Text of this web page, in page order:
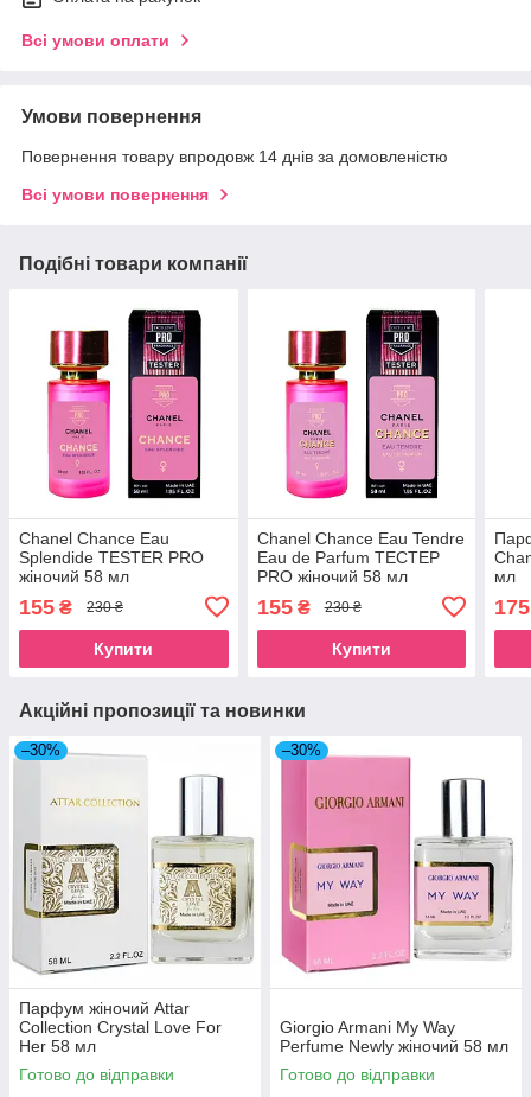
Всі умови оплати
Умови повернення
Повернення товару впродовж 14 днів за домовленістю
Всі умови повернення
Подібні товари компанії
Chanel Chance Eau
Splendide TESTER PRO
жіночий 58 мл
155 ₴ 230 ₴
Купити
Chanel Chance Eau Tendre
Eau de Parfum ТЕСТЕР
PRO жіночий 58 мл
155₴ 230 ₴
Купити
мл
175
Акційні пропозиції та новинки
–30%
Парфум жіночий Attar
Collection Crystal Love For
Her 58 мл
Готово до відправки
–30%
Giorgio Armani My Way
Perfume Newly жіночий 58 мл
Готово до відправки